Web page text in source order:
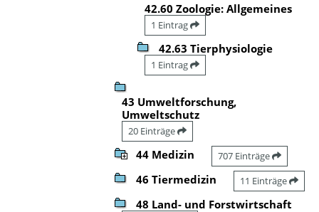
42.60 Zoologie: Allgemeines
1 Eintrag
42.63 Tierphysiologie
1 Eintrag
43 Umweltforschung,
Umweltschutz
20 Einträge
44 Medizin 707 Einträge
46 Tiermedizin 11 Einträge
48 Land- und Forstwirtschaft